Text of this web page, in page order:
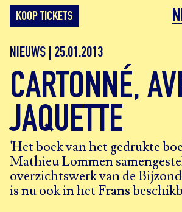
KOOP TICKETS
NIEUWS | 25.01.2013
CARTONNÉ,
JAQUETTE
'Het boek van het gedrukte
Mathieu Lommen
overzichtswerk van de
is nu ook in het Frans